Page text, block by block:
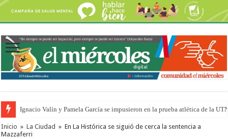
Ignacio Valín y Pamela García se impusieron en la prueba atlética de la
Traigo el litoral en mi canción: 100 años de Aníbal Sampayo
Inicio » La Ciudad » En La Histórica se siguió de cerca la sentencia a
Mazzaferri